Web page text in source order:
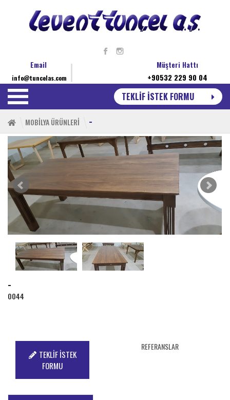
Müşteri Hattı
+90532 229 90 04
Email
info@tuncelas.com
TEKLİF İSTEK FORMU
MOBİLYA ÜRÜNLERİ -
-
0044
TEKLİF İSTEK
FORMU
REFERANSLAR